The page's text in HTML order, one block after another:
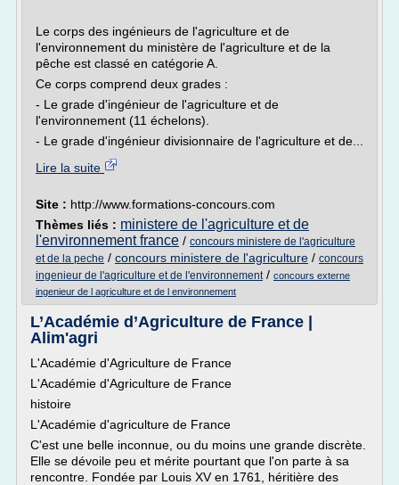
Le corps des ingénieurs de l'agriculture et de
l'environnement du ministère de l'agriculture et de la
pêche est classé en catégorie A.
Ce corps comprend deux grades :
- Le grade d'ingénieur de l'agriculture et de
l'environnement (11 échelons).
- Le grade d'ingénieur divisionnaire de l'agriculture et de...
Lire la suite
Site : http://www.formations-concours.com
Thèmes liés : ministere de l'agriculture et de
l'environnement france / concours ministere de l'agriculture
et de la peche / concours ministere de l'agriculture / concours
ingenieur de l'agriculture et de l'environnement/ concours externe
ingenieur de l agriculture et de l environnement
L’Académie d’Agriculture de France |
Alim'agri
L'Académie d'Agriculture de France
L'Académie d'Agriculture de France
histoire
L'Académie d'agriculture de France
C'est une belle inconnue, ou du moins une grande discrète.
Elle se dévoile peu et mérite pourtant que l'on parte à sa
rencontre. Fondée par Louis XV en 1761, héritière des